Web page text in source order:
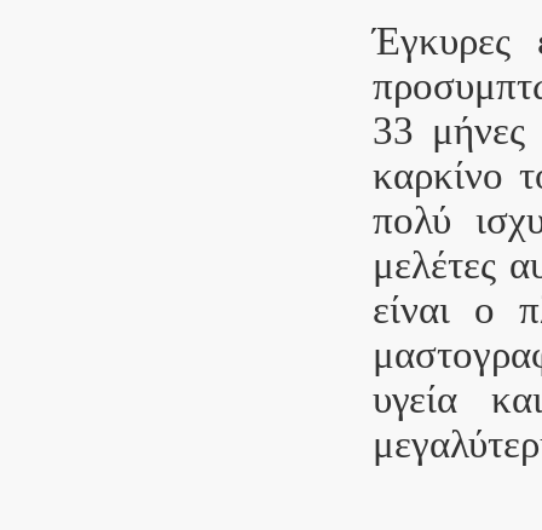
Έγκυρες
33 μήνες
καρκίνο
πολύ
μελέτες
είναι ο
υγεία